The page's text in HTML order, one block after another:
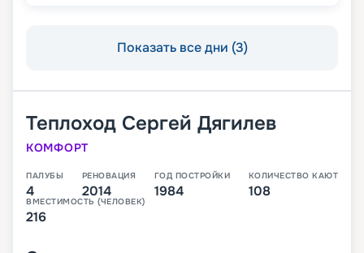
Показать все дни (3)
Теплоход Сергей Дягилев
КОМФОРТ
ПАЛУБЫ
4
РЕНОВАЦИЯ
2014
ГОД ПОСТРОЙКИ
1984
КОЛИЧЕСТВО КАЮТ
108
ВМЕСТИМОСТЬ (ЧЕЛОВЕК)
216